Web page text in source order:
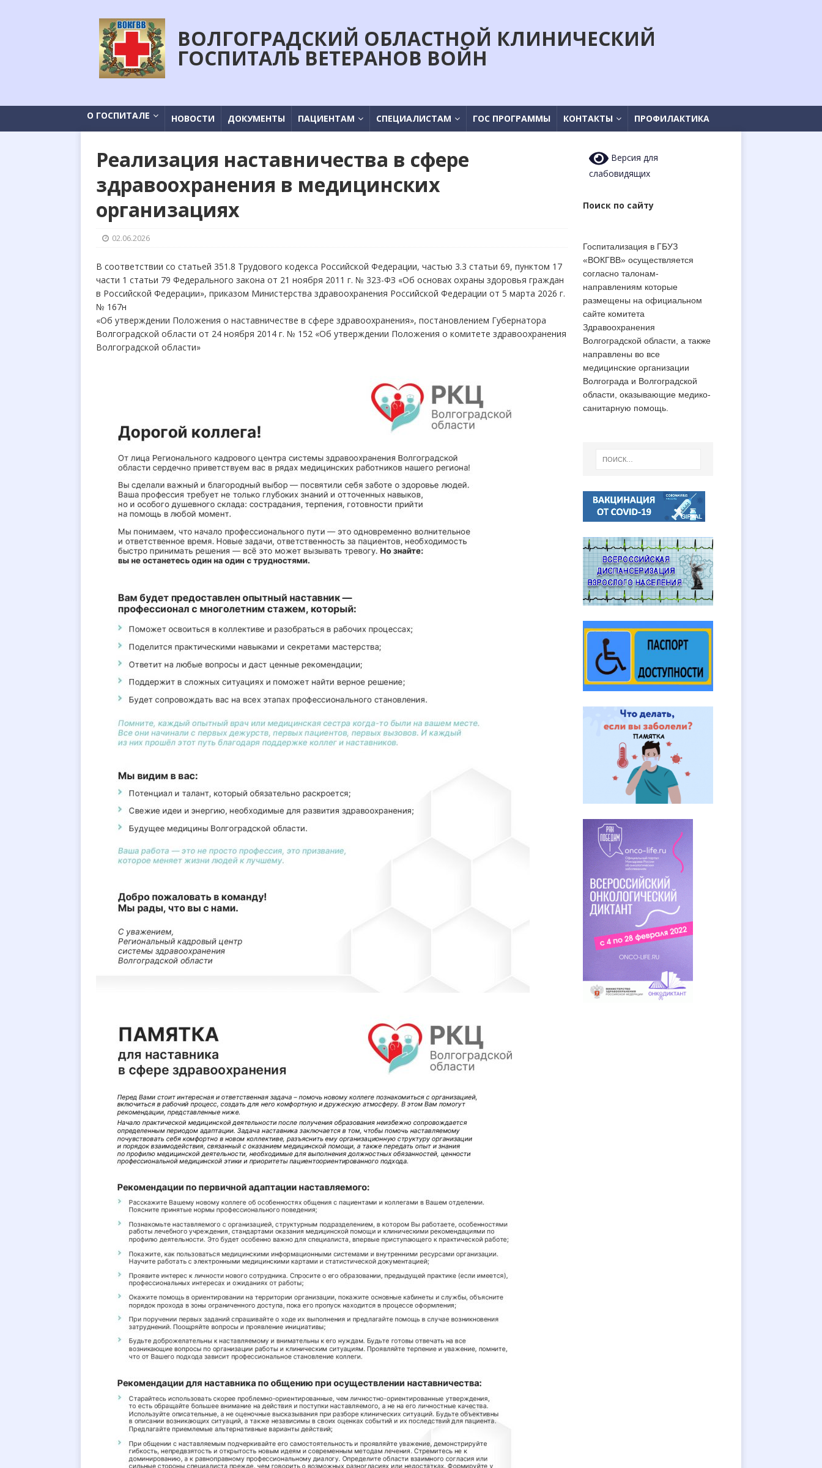
ВОЛГОГРАДСКИЙ ОБЛАСТНОЙ КЛИНИЧЕСКИЙ
ГОСПИТАЛЬ ВЕТЕРАНОВ ВОЙН
О ГОСПИТАЛЕ НОВОСТИ ДОКУМЕНТЫ ПАЦИЕНТАМ СПЕЦИАЛИСТАМ ГОС ПРОГРАММЫ КОНТАКТЫ ПРОФИЛАКТИКА
Реализация наставничества в сфере
здравоохранения в медицинских
организациях
02.06.2026
В соответствии со статьей 351.8 Трудового кодекса Российской Федерации, частью 3.3 статьи 69, пунктом 17
части 1 статьи 79 Федерального закона от 21 ноября 2011 г. № 323-ФЗ «Об основах охраны здоровья граждан
в Российской Федерации», приказом Министерства здравоохранения Российской Федерации от 5 марта 2026 г.
№ 167н
«Об утверждении Положения о наставничестве в сфере здравоохранения», постановлением Губернатора
Волгоградской области от 24 ноября 2014 г. № 152 «Об утверждении Положения о комитете здравоохранения
Волгоградской области»
Версия для
слабовидящих
Поиск по сайту
Госпитализация в ГБУЗ
«ВОКГВВ» осуществляется
согласно талонам-
направлениям которые
размещены на официальном
сайте комитета
Здравоохранения
Волгоградской области, а также
направлены во все
медицинские организации
Волгограда и Волгоградской
области, оказывающие медико-
санитарную помощь.